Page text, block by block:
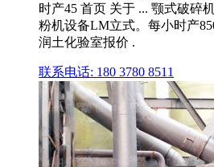
时产45 首页 关于 ... 颚式破碎
粉机设备LM立式。每小时产
润土化验室报价 .
联系电话: 180 3780 8511